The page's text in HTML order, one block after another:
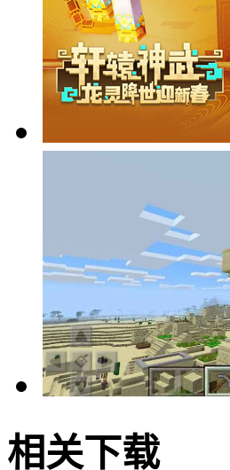
相关下载